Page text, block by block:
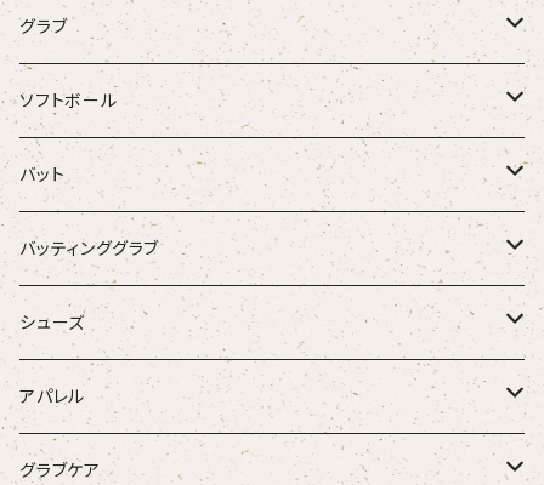
グラブ
ZETT
Rawlings
SSK
Donaiya
Wilson
Ip Select
ソフトボール
グラブ
バット
バット
硬式木製バット
硬式金属バット
軟式木製バット
軟式金属バット
バッティンググラブ
一般バッティンググラブ
学生用バッティンググラブ
少年用バッティンググラブ
シューズ
金具スパイク
ポイントスパイク
アパレル
古着・USED
グラブケア